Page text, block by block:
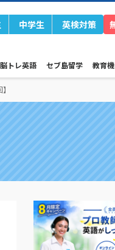
中学生 英検対策
脳トレ英語 セブ島留学 教育